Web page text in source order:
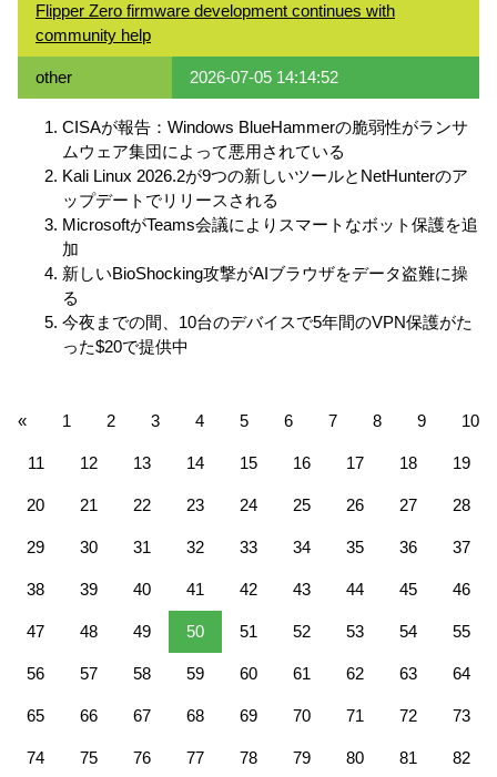
Flipper Zero firmware development continues with
community help
other 2026-07-05 14:14:52
CISAが報告：Windows BlueHammerの脆弱性がランサ
ムウェア集団によって悪用されている
Kali Linux 2026.2が9つの新しいツールとNetHunterのア
ップデートでリリースされる
MicrosoftがTeams会議によりスマートなボット保護を追
加
新しいBioShocking攻撃がAIブラウザをデータ盗難に操
る
今夜までの間、10台のデバイスで5年間のVPN保護がた
った$20で提供中
« 1 2 3 4 5 6 7 8 9 10
11 12 13 14 15 16 17 18 19
20 21 22 23 24 25 26 27 28
29 30 31 32 33 34 35 36 37
38 39 40 41 42 43 44 45 46
47 48 49 50 51 52 53 54 55
56 57 58 59 60 61 62 63 64
65 66 67 68 69 70 71 72 73
74 75 76 77 78 79 80 81 82